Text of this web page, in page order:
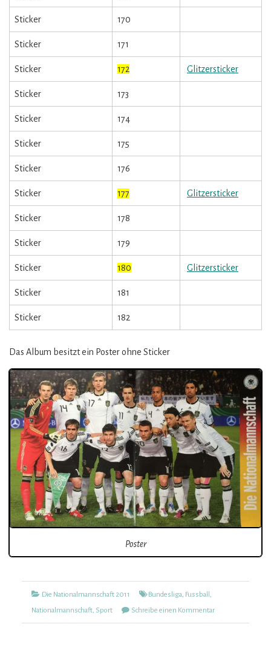
Sticker 170
Sticker 171
Sticker 172 Glitzersticker
Sticker 173
Sticker 174
Sticker 175
Sticker 176
Sticker 177 Glitzersticker
Sticker 178
Sticker 179
Sticker 180 Glitzersticker
Sticker 181
Sticker 182
Das Album besitzt ein Poster ohne Sticker
Poster
Kategorien
Die Nationalmannschaft 2011 TagsBundesliga, Fussball ,
Nationalmannschaft, Sport Schreibe einen Kommentarzu
Die